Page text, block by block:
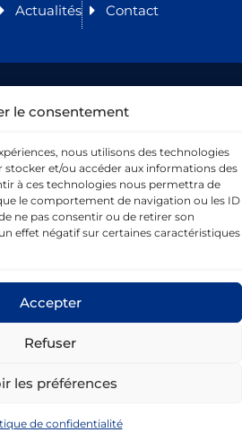
le consentement
nous utilisons des technologies
stocker et/ou accéder aux informations des
à ces technologies nous permettra de
le comportement de navigation ou les ID
ne pas consentir ou de retirer son
effet négatif sur certaines caractéristiques
Accepter
Refuser
les préférences
de confidentialité
Actualités Contact
|Conceptions MGinc. |
|Politique de confidentialité
Linked in 1-888-651-2839
English